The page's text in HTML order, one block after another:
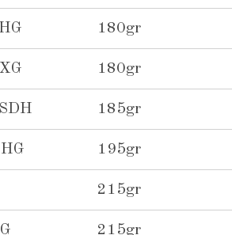
180gr
180gr
185gr
195gr
215gr
215gr